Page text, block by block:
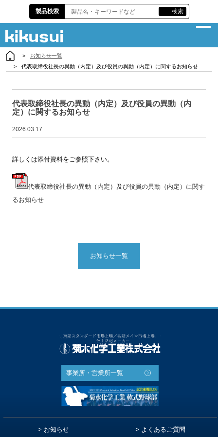
企業情報
サスティナビリティ
製品情報
各種資料
株主・投資家情報
責任施工
よくある質問
製品検索 検索
お知らせ一覧
代表取締役社長の異動（内定）及び役員の異動（内定）に関するお知らせ
代表取締役社長の異動（内定）及び役員の異動（内
定）に関するお知らせ
2026.03.17
詳しくは添付資料をご参照下さい。
代表取締役社長の異動（内定）及び役員の異動（内定）に関す
るお知らせ
お知らせ一覧
事業所・営業所一覧
お知らせ よくあるご質問